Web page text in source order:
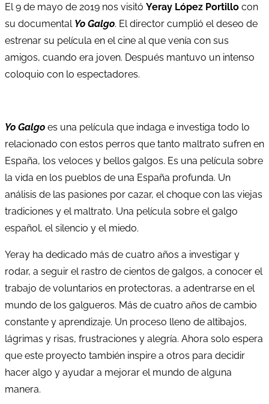
El 9 de mayo de 2019 nos visitó Yeray López Portillo con
su documental Yo Galgo. El director cumplió el deseo de
estrenar su película en el cine al que venía con sus
amigos, cuando era joven. Después mantuvo un intenso
coloquio con lo espectadores.
Yo Galgo es una película que indaga e investiga todo lo
relacionado con estos perros que tanto maltrato sufren en
España, los veloces y bellos galgos. Es una película sobre
la vida en los pueblos de una España profunda. Un
análisis de las pasiones por cazar, el choque con las viejas
tradiciones y el maltrato. Una película sobre el galgo
español, el silencio y el miedo.
Yeray ha dedicado más de cuatro años a investigar y
rodar, a seguir el rastro de cientos de galgos, a conocer el
trabajo de voluntarios en protectoras, a adentrarse en el
mundo de los galgueros. Más de cuatro años de cambio
constante y aprendizaje. Un proceso lleno de altibajos,
lágrimas y risas, frustraciones y alegría. Ahora solo espera
que este proyecto también inspire a otros para decidir
hacer algo y ayudar a mejorar el mundo de alguna
manera.